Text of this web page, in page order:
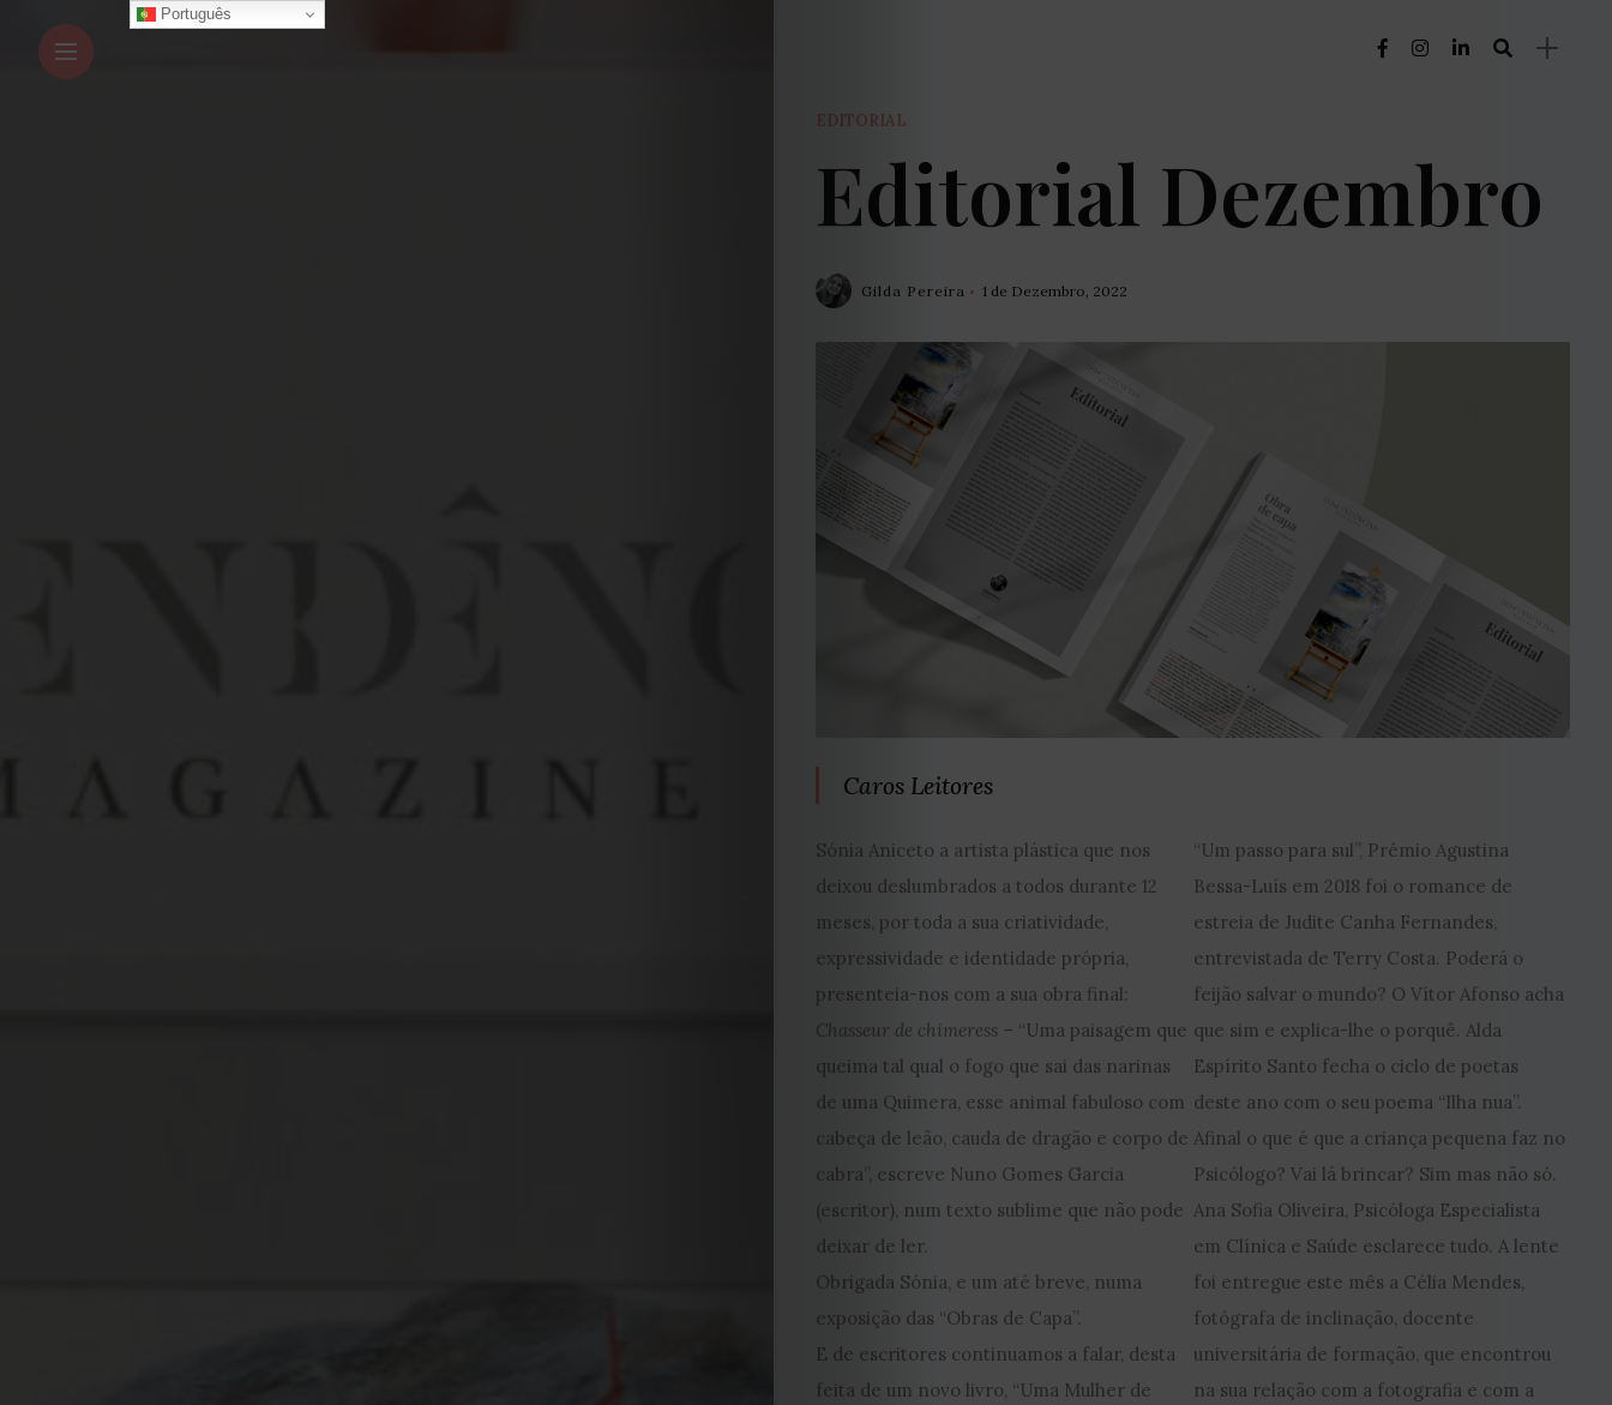
EDITORIAL
Editorial Dezembro
Gilda Pereira 1 de Dezembro, 2022
Caros Leitores
Sónia Aniceto a artista plástica que nos
deixou deslumbrados a todos durante 12
meses, por toda a sua criatividade,
expressividade e identidade própria,
presenteia-nos com a sua obra final:
Chasseur de chimeress – “Uma paisagem que
queima tal qual o fogo que sai das narinas
de uma Quimera, esse animal fabuloso com
cabeça de leão, cauda de dragão e corpo de
cabra”, escreve Nuno Gomes Garcia
(escritor), num texto sublime que não pode
deixar de ler.
Obrigada Sónia, e um até breve, numa
exposição das “Obras de Capa”.
E de escritores continuamos a falar, desta
feita de um novo livro, “Uma Mulher de
“Um passo para sul”, Prémio Agustina
Bessa-Luís em 2018 foi o romance de
estreia de Judite Canha Fernandes,
entrevistada de Terry Costa. Poderá o
feijão salvar o mundo? O Vítor Afonso acha
que sim e explica-lhe o porquê. Alda
Espírito Santo fecha o ciclo de poetas
deste ano com o seu poema “Ilha nua”.
Afinal o que é que a criança pequena faz no
Psicólogo? Vai lá brincar? Sim mas não só.
Ana Sofia Oliveira, Psicóloga Especialista
em Clínica e Saúde esclarece tudo. A lente
foi entregue este mês a Célia Mendes,
fotógrafa de inclinação, docente
universitária de formação, que encontrou
na sua relação com a fotografia e com a
Português